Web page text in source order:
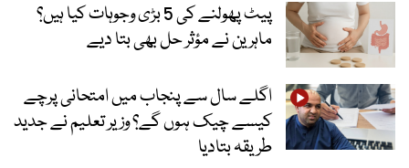
پیٹ پھولنے کی 5 بڑی وجوہات کیا ہیں؟
ماہرین نے مؤثر حل بھی بتا دیے
اگلے سال سے پنجاب میں امتحانی پرچے
کیسے چیک ہوں گے؟ وزیر تعلیم نے جدید
طریقہ بتادیا